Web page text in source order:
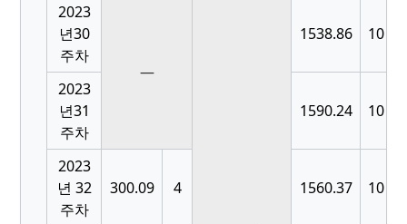
2023
년30
주차
—
1538.86 10
2023
년31
주차
1590.24 10
2023
년 32
주차
300.09 4 1560.37 10